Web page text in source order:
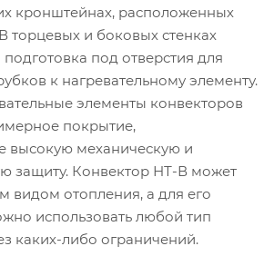
кронштейнах, расположенных
торцевых и боковых стенках
под отверстия для
к нагревательному элементу.
элементы конвекторов
покрытие,
высокую механическую и
защиту. Конвектор НТ-В может
видом отопления, а для его
использовать любой тип
каких-либо ограничений.